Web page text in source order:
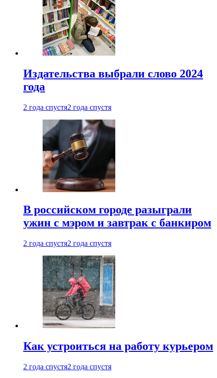
Издательства выбрали слово 2024
года
2 года спустя2 года спустя
В российском городе разыграли
ужин с мэром и завтрак с банкиром
2 года спустя2 года спустя
Как устроиться на работу курьером
2 года спустя2 года спустя